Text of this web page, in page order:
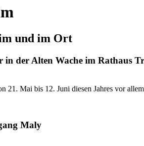
und im Ort
in der Alten Wache im Rathaus
21. Mai bis 12. Juni diesen Jahres vor
Maly